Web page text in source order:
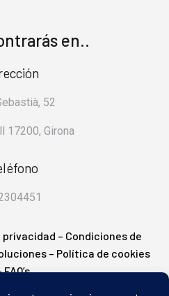
en..
52
17200, Girona
privacidad – Condiciones de
– Política de cookies
FAQ’s